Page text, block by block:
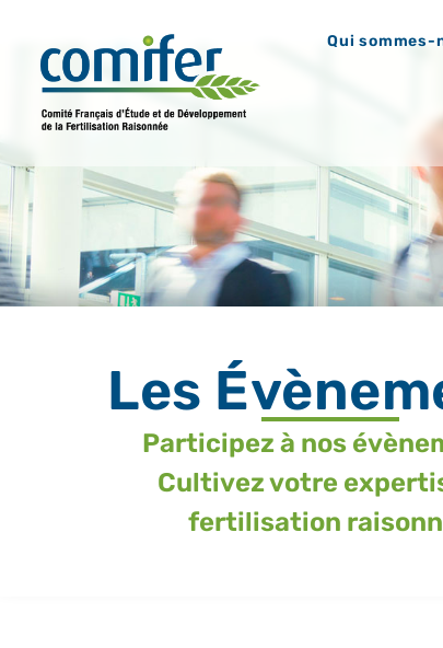
Qui sommes-
Les
Participez à nos
Cultivez votre
fertilisation